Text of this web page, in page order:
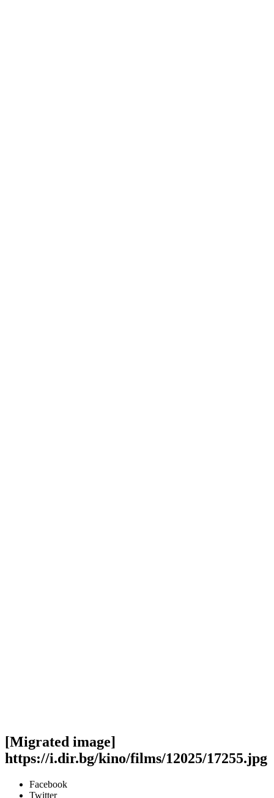
[Migrated image]
https://i.dir.bg/kino/films/12025/17255.jpg
Facebook
Twitter